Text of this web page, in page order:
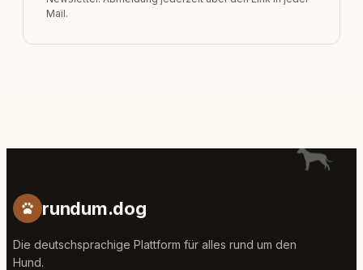
Mail.
rundum.dog
Die deutschsprachige Plattform für alles rund um den
Hund.